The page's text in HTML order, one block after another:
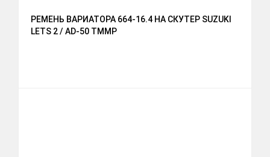
РЕМЕНЬ ВАРИАТОРА 664-16.4 НА СКУТЕР SUZUKI
LETS 2 / AD-50 TMMP